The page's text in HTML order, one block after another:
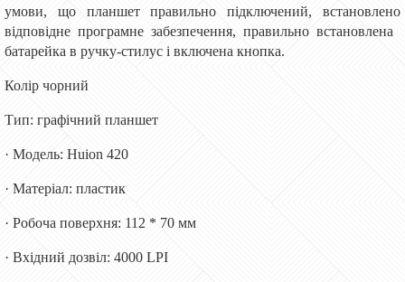
умови, що планшет правильно підключений, встановлено
відповідне програмне забезпечення, правильно встановлена ​​
батарейка в ручку-стилус і включена кнопка.
Колір чорний
Тип: графічний планшет
· Модель: Huion 420
· Матеріал: пластик
· Робоча поверхня: 112 * 70 мм
· Вхідний дозвіл: 4000 LPI